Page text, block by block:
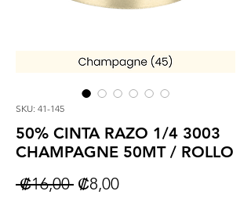
SKU: 41-145
50% CINTA RAZO 1/4 3003
CHAMPAGNE 50MT / ROLLO
₡16,00 Precio
₡8,00Precio